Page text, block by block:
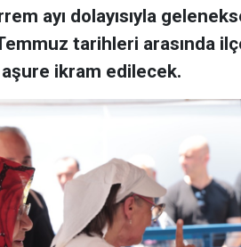
ayı dolayısıyla
tarihleri arasında
ikram edilecek.